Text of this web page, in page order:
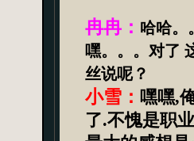
冉冉： 哈哈。
嘿。。。对了
丝说呢？
小雪：嘿嘿,
了.不愧是职